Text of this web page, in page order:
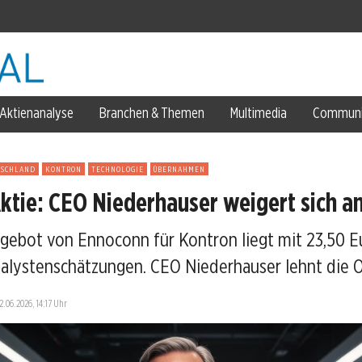
Metals am 3. Juli
Aktienanalyse Branchen & Themen Multimedia
KONTRON TECHNOLOGIE ÜBERNAHMEN
CEO Niederhauser weigert sich
von Ennoconn für Kontron liegt mit 23,50
CEO Niederhauser lehnt die
14:17 Uhr